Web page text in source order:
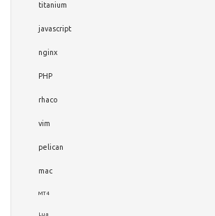
titanium
javascript
nginx
PHP
rhaco
vim
pelican
mac
MT4
Lua